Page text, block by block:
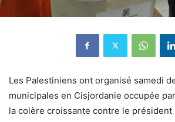
Les Palestiniens ont organisé samedi
municipales en Cisjordanie occupée
la colère croissante contre le président